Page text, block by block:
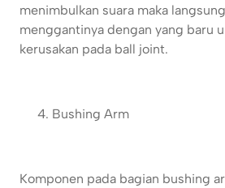
menimbulkan suara maka
menggantinya dengan yang baru
kerusakan pada ball joint.
Bushing Arm
Komponen pada bagian bushing